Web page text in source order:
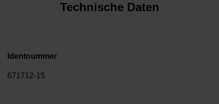
Technische Daten
Identnummer
671712-15